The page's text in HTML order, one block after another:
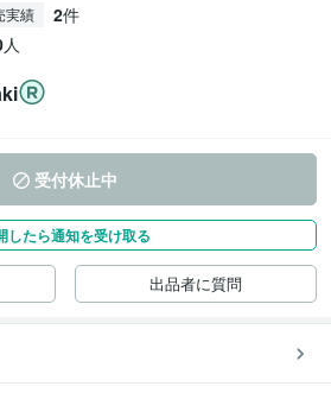
実績 2件
人
受付休止中
したら通知を受け取る
出品者に質問